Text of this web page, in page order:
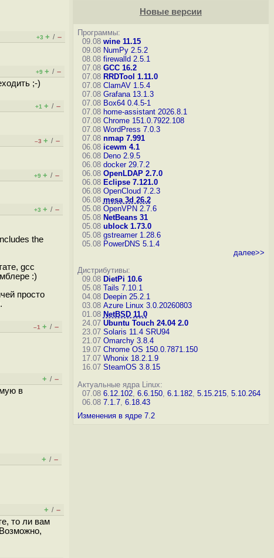
+3 + / –
+9 + / –
;-)
+1 + / –
–3 + / –
+9 + / –
+3 + / –
the
gcc
:)
просто
–1 + / –
+ / –
в
+ / –
+ / –
то ли вам
Новые версии
Программы:
09.08 wine 11.15
09.08 NumPy 2.5.2
08.08 firewalld 2.5.1
07.08 GCC 16.2
07.08 RRDTool 1.11.0
07.08 ClamAV 1.5.4
07.08 Grafana 13.1.3
07.08 Box64 0.4.5-1
07.08 home-assistant 2026.8.1
07.08 Chrome 151.0.7922.108
07.08 WordPress 7.0.3
07.08 nmap 7.991
06.08 icewm 4.1
06.08 Deno 2.9.5
06.08 docker 29.7.2
06.08 OpenLDAP 2.7.0
06.08 Eclipse 7.121.0
06.08 OpenCloud 7.2.3
06.08 mesa 3d 26.2
05.08 OpenVPN 2.7.6
05.08 NetBeans 31
05.08 ublock 1.73.0
05.08 gstreamer 1.28.6
05.08 PowerDNS 5.1.4
далее>>
Дистрибутивы:
09.08 DietPi 10.6
05.08 Tails 7.10.1
04.08 Deepin 25.2.1
03.08 Azure Linux 3.0.20260803
01.08 NetBSD 11.0
24.07 Ubuntu Touch 24.04 2.0
23.07 Solaris 11.4 SRU94
21.07 Omarchy 3.8.4
19.07 Chrome OS 150.0.7871.150
17.07 Whonix 18.2.1.9
16.07 SteamOS 3.8.15
Актуальные ядра Linux:
07.08 6.12.102, 6.6.150, 6.1.182, 5.15.215, 5.10.264
06.08 7.1.7, 6.18.43
Изменения в ядре 7.2